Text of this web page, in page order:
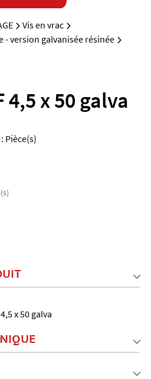
Vis en vrac
- version galvanisée résinée
4,5 x 50 galva
Pièce(s)
x 50 galva